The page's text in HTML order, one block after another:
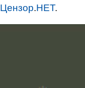
Цензор.НЕТ.